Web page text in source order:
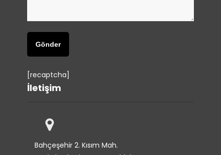
[recaptcha]
İletişim
Bahçeşehir 2. Kısım Mah.